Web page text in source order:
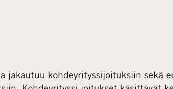
jakautuu kohdeyrityssijoituksiin sekä